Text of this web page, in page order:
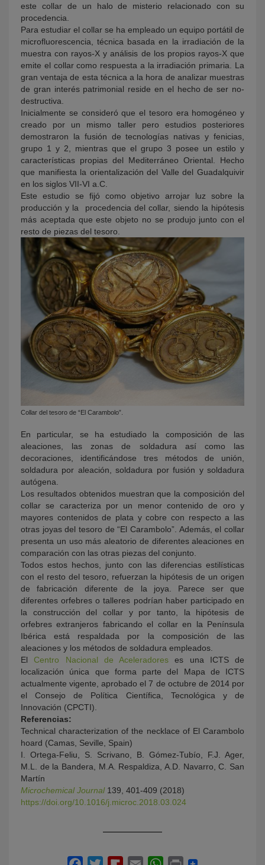
este collar de un halo de misterio relacionado con su
procedencia.
Para estudiar el collar se ha empleado un equipo portátil de
microfluorescencia, técnica basada en la irradiación de la
muestra con rayos-X y análisis de los propios rayos-X que
emite el collar como respuesta a la irradiación primaria. La
gran ventaja de esta técnica a la hora de analizar muestras
de gran interés patrimonial reside en el hecho de ser no-
destructiva.
Inicialmente se consideró que el tesoro era homogéneo y
creado por un mismo taller pero estudios posteriores
demostraron la fusión de tecnologías nativas y fenicias,
grupo 1 y 2, mientras que el grupo 3 posee un estilo y
características propias del Mediterráneo Oriental. Hecho
que manifiesta la orientalización del Valle del Guadalquivir
en los siglos VII-VI a.C.
Este estudio se fijó como objetivo arrojar luz sobre la
producción y la procedencia del collar, siendo la hipótesis
más aceptada que este objeto no se produjo junto con el
resto de piezas del tesoro.
Collar del tesoro de “El Carambolo”.
En particular, se ha estudiado la composición de las
aleaciones, las zonas de soldadura así como las
decoraciones, identificándose tres métodos de unión,
soldadura por aleación, soldadura por fusión y soldadura
autógena.
Los resultados obtenidos muestran que la composición del
collar se caracteriza por un menor contenido de oro y
mayores contenidos de plata y cobre con respecto a las
otras joyas del tesoro de “El Carambolo”. Además, el collar
presenta un uso más aleatorio de diferentes aleaciones en
comparación con las otras piezas del conjunto.
Todos estos hechos, junto con las diferencias estilísticas
con el resto del tesoro, refuerzan la hipótesis de un origen
de fabricación diferente de la joya. Parece ser que
diferentes orfebres o talleres podrían haber participado en
la construcción del collar y por tanto, la hipótesis de
orfebres extranjeros fabricando el collar en la Península
Ibérica está respaldada por la composición de las
aleaciones y los métodos de soldadura empleados.
ElCentro Nacional de Aceleradores es una ICTS de
localización única que forma parte del Mapa de ICTS
actualmente vigente, aprobado el 7 de octubre de 2014 por
el Consejo de Política Científica, Tecnológica y de
Innovación (CPCTI).
Referencias:
Technical characterization of the necklace of El Carambolo
hoard (Camas, Seville, Spain)
I. Ortega-Feliu, S. Scrivano, B. Gómez-Tubío, F.J. Ager,
M.L. de la Bandera, M.A. Respaldiza, A.D. Navarro, C. San
Martín
Microchemical Journal139, 401-409 (2018)
https://doi.org/10.1016/j.microc.2018.03.024